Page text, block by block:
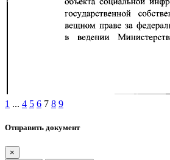
1 ... 4 5 6 7 8 9
Отправить документ
×